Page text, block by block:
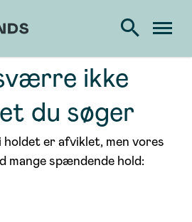
ikke
du søger
er afviklet, men vores
mange spændende hold: